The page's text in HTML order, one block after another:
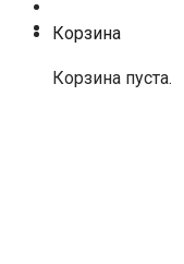
Корзина
Корзина пуста.